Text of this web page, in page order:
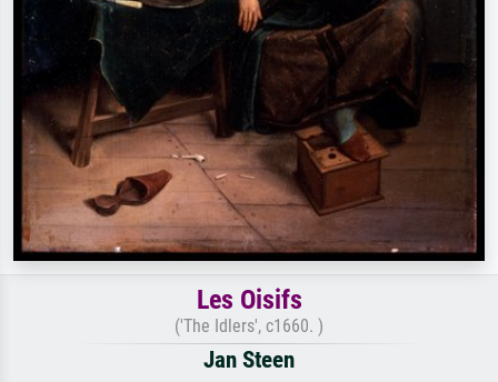
Les Oisifs
('The Idlers', c1660. )
Jan Steen